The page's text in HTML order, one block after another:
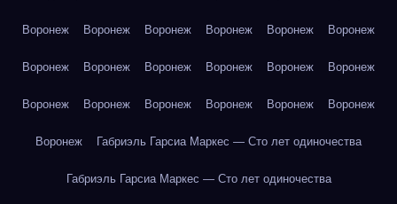
Воронеж Воронеж Воронеж Воронеж Воронеж Воронеж
Воронеж Воронеж Воронеж Воронеж Воронеж Воронеж
Воронеж Воронеж Воронеж Воронеж Воронеж Воронеж
Воронеж Габриэль Гарсиа Маркес — Сто лет одиночества
Габриэль Гарсиа Маркес — Сто лет одиночества